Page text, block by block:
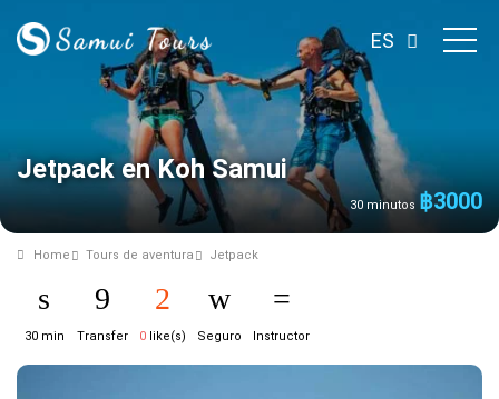
ES
Jetpack en Koh Samui
30 minutos ฿3000
Home Tours de aventura Jetpack
30 min Transfer 0 like(s) Seguro Instructor